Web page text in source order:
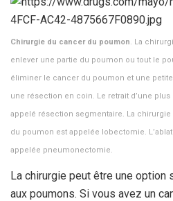
Chirurgie du cancer du poumon. La
enlever une partie du poumon ou tout le
éliminer le cancer du poumon et une
une résection en coin. Le retrait d’une
appelé résection segmentaire. La
du poumon est appelée lobectomie.
appelée pneumonectomie.
La chirurgie peut être une option
aux poumons. Si vous avez un